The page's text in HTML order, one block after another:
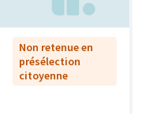
Non retenue en
présélection
citoyenne